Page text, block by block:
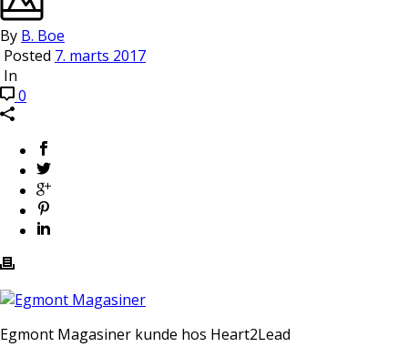
By B. Boe
Posted 7. marts 2017
In
0
Egmont Magasiner kunde hos Heart2Lead